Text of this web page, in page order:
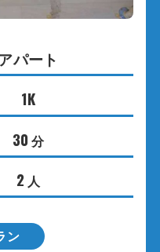
アパート
1K
30 分
2 人
ン